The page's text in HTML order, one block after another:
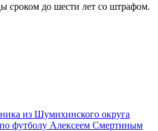
сроком до шести лет со штрафом.
из Шумихинского округа
футболу Алексеем Смертиным